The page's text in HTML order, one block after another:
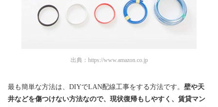
出典： https://www.amazon.co.jp
最も簡単な方法は、DIYでLAN配線工事をする方法です。 壁や天
井などを傷つけない方法なので、現状復帰もしやすく、賃貸マン